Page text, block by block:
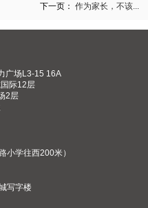
下一页： 作为家长，不该...
广场L3-15 16A
际12层
2层
小学往西200米）
写字楼